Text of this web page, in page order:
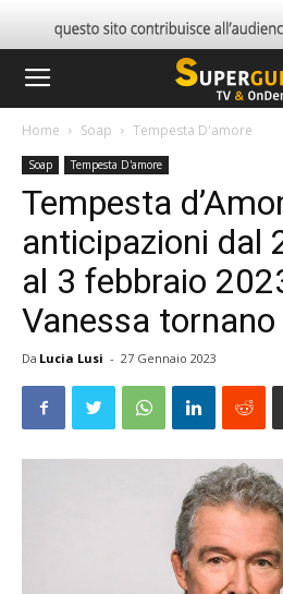
Home Soap Tempesta D'amore
Soap Tempesta D'amore
Tempesta
anticipazioni dal
al 3 febbraio
Vanessa
Da Lucia Lusi - 27 Gennaio 2023